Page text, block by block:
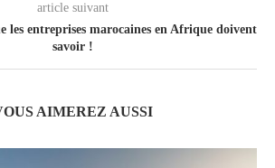
article suivant
les entreprises marocaines en Afrique doivent
savoir !
AIMEREZ AUSSI